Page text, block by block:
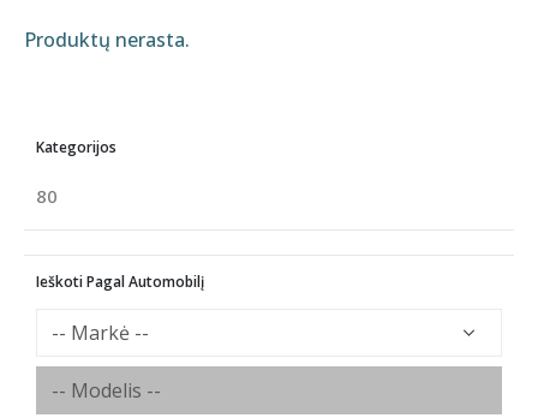
Produktų nerasta.
Kategorijos
80
Ieškoti Pagal Automobilį